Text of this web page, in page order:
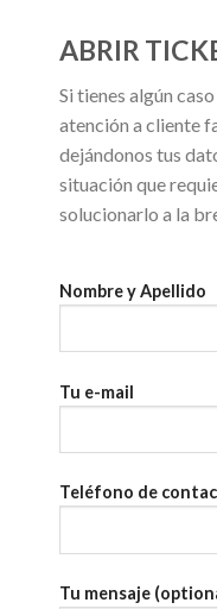
ABRIR
Si tienes algún
atención a cliente
dejándonos tus
situación que
solucionarlo a la
Nombre y Apellido
Tu e-mail
Teléfono de
Tu mensaje